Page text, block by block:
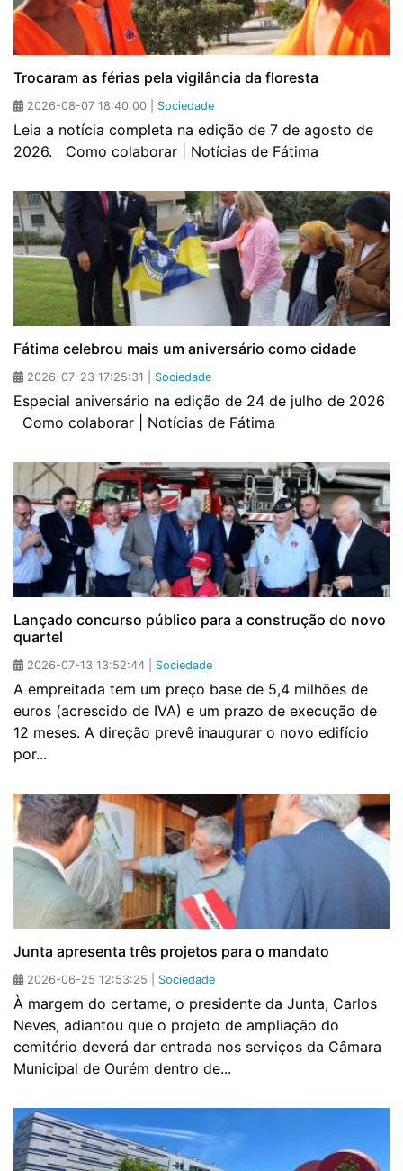
Trocaram as férias pela vigilância da floresta
2026-08-07 18:40:00 | Sociedade
Leia a notícia completa na edição de 7 de agosto de
2026. Como colaborar | Notícias de Fátima
Fátima celebrou mais um aniversário como cidade
2026-07-23 17:25:31 | Sociedade
Especial aniversário na edição de 24 de julho de 2026
Como colaborar | Notícias de Fátima
Lançado concurso público para a construção do novo
quartel
2026-07-13 13:52:44 | Sociedade
A empreitada tem um preço base de 5,4 milhões de
euros (acrescido de IVA) e um prazo de execução de
12 meses. A direção prevê inaugurar o novo edifício
por...
Junta apresenta três projetos para o mandato
2026-06-25 12:53:25 | Sociedade
À margem do certame, o presidente da Junta, Carlos
Neves, adiantou que o projeto de ampliação do
cemitério deverá dar entrada nos serviços da Câmara
Municipal de Ourém dentro de...